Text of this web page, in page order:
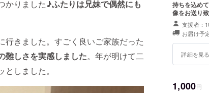
かりました♪ふたりは兄妹で偶然にも
きました。すごく良いご家族だった
難しさを実感し ました。年が明けて二
しました。
持ちを込め
像をお送り
このリター
支援者：
お届け予
詳細を見
1,000円